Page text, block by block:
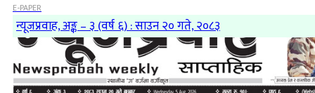
E-PAPER
न्यूजप्रवाह, अङ्क – ३ (वर्ष ६) : साउन २० गते, २०८३